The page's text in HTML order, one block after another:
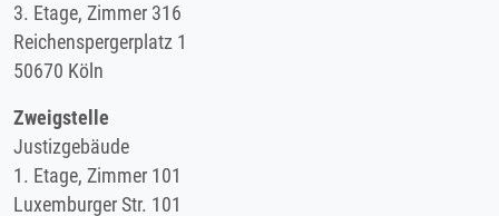
3. Etage, Zimmer 316
Reichenspergerplatz 1
50670 Köln
Zweigstelle
Justizgebäude
1. Etage, Zimmer 101
Luxemburger Str. 101